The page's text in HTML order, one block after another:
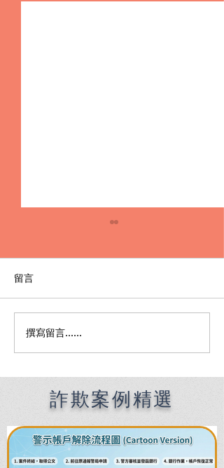
詐騙取簿手被多間派出所
通知筆錄怎麼辦？專辦詐
留言
撰寫留言......
詐欺案例精選